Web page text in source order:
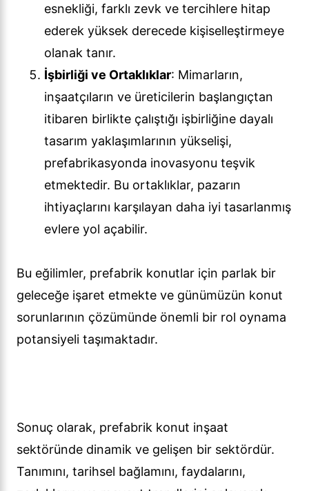
esnekliği, farklı zevk ve tercihlere hitap
ederek yüksek derecede kişiselleştirmeye
olanak tanır.
İşbirliği ve Ortaklıklar: Mimarların,
inşaatçıların ve üreticilerin başlangıçtan
itibaren birlikte çalıştığı işbirliğine dayalı
tasarım yaklaşımlarının yükselişi,
prefabrikasyonda inovasyonu teşvik
etmektedir. Bu ortaklıklar, pazarın
ihtiyaçlarını karşılayan daha iyi tasarlanmış
evlere yol açabilir.
Bu eğilimler, prefabrik konutlar için parlak bir
geleceğe işaret etmekte ve günümüzün konut
sorunlarının çözümünde önemli bir rol oynama
potansiyeli taşımaktadır.
Sonuç olarak, prefabrik konut inşaat
sektöründe dinamik ve gelişen bir sektördür.
Tanımını, tarihsel bağlamını, faydalarını,